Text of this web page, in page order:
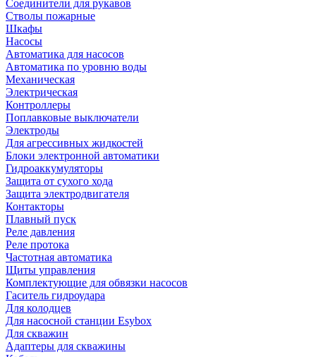
Соединители для рукавов
Стволы пожарные
Шкафы
Насосы
Автоматика для насосов
Автоматика по уровню воды
Механическая
Электрическая
Контроллеры
Поплавковые выключатели
Электроды
Для агрессивных жидкостей
Блоки электронной автоматики
Гидроаккумуляторы
Защита от сухого хода
Защита электродвигателя
Контакторы
Плавный пуск
Реле давления
Реле протока
Частотная автоматика
Щиты управления
Комплектующие для обвязки насосов
Гаситель гидроудара
Для колодцев
Для насосной станции Esybox
Для скважин
Адаптеры для скважины